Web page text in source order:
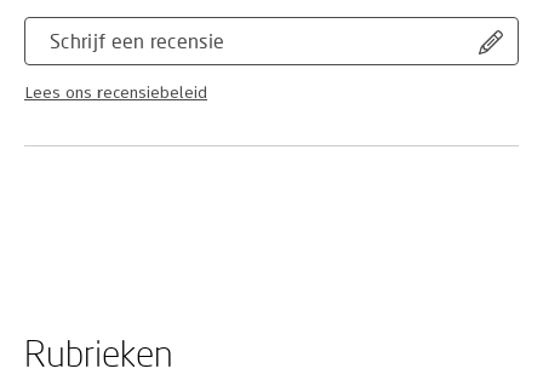
Schrijf een recensie
Lees ons recensiebeleid
Rubrieken